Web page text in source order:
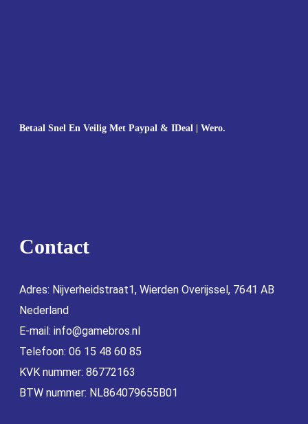
Betaal Snel En Veilig Met Paypal & IDeal | Wero.
Contact
Adres: Nijverheidstraat1, Wierden Overijssel, 7641 AB
Nederland
E-mail: info@gamebros.nl
Telefoon: 06 15 48 60 85
KVK nummer: 86772163
BTW nummer: NL864079655B01